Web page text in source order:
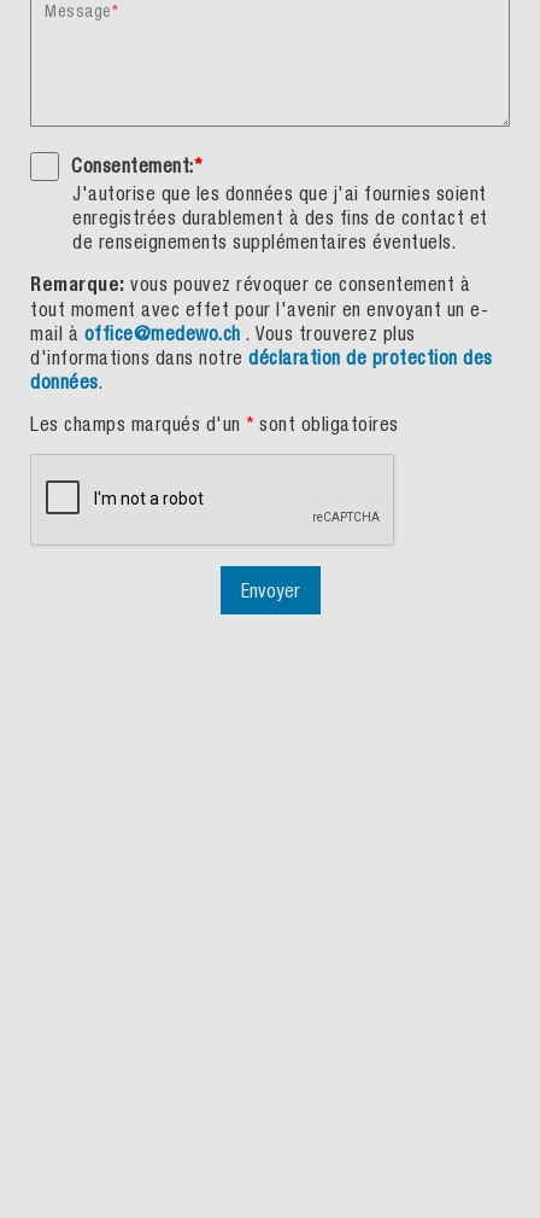
Message
Consentement:*
J'autorise que les données que j'ai fournies soient
enregistrées durablement à des fins de contact et
de renseignements supplémentaires éventuels.
Remarque: vous pouvez révoquer ce consentement à
tout moment avec effet pour l'avenir en envoyant un e-
mail à office@medewo.ch . Vous trouverez plus
d'informations dans notre déclaration de protection des
données.
Les champs marqués d'un * sont obligatoires
Envoyer